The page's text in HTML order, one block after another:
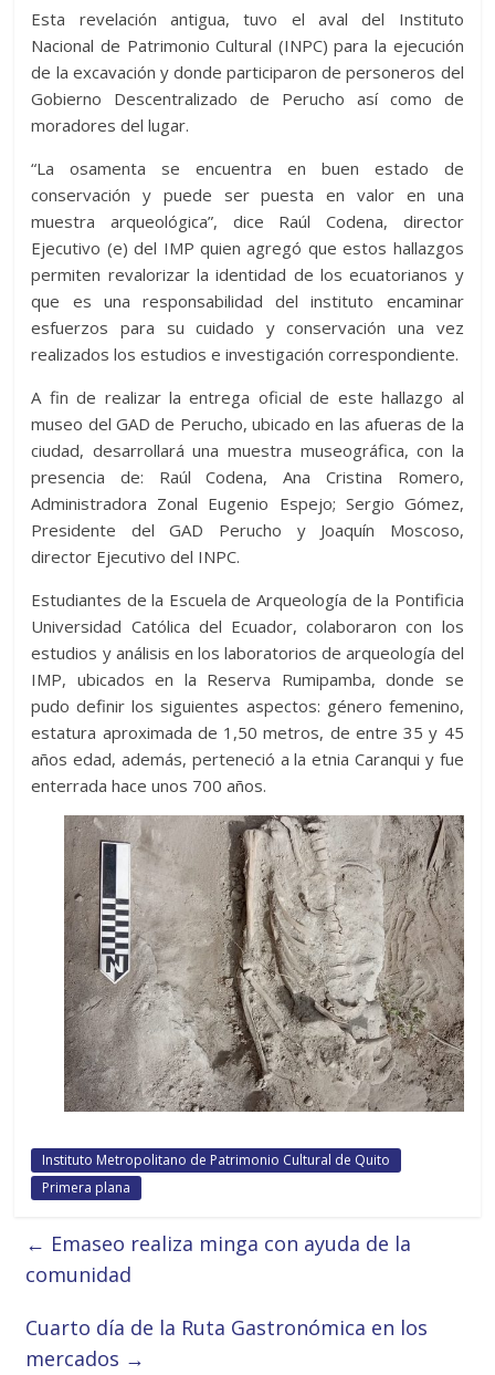
Esta revelación antigua, tuvo el aval del Instituto
Nacional de Patrimonio Cultural (INPC) para la ejecución
de la excavación y donde participaron de personeros del
Gobierno Descentralizado de Perucho así como de
moradores del lugar.
“La osamenta se encuentra en buen estado de
conservación y puede ser puesta en valor en una
muestra arqueológica”, dice Raúl Codena, director
Ejecutivo (e) del IMP quien agregó que estos hallazgos
permiten revalorizar la identidad de los ecuatorianos y
que es una responsabilidad del instituto encaminar
esfuerzos para su cuidado y conservación una vez
realizados los estudios e investigación correspondiente.
A fin de realizar la entrega oficial de este hallazgo al
museo del GAD de Perucho, ubicado en las afueras de la
ciudad, desarrollará una muestra museográfica, con la
presencia de: Raúl Codena, Ana Cristina Romero,
Administradora Zonal Eugenio Espejo; Sergio Gómez,
Presidente del GAD Perucho y Joaquín Moscoso,
director Ejecutivo del INPC.
Estudiantes de la Escuela de Arqueología de la Pontificia
Universidad Católica del Ecuador, colaboraron con los
estudios y análisis en los laboratorios de arqueología del
IMP, ubicados en la Reserva Rumipamba, donde se
pudo definir los siguientes aspectos: género femenino,
estatura aproximada de 1,50 metros, de entre 35 y 45
años edad, además, perteneció a la etnia Caranqui y fue
enterrada hace unos 700 años.
Instituto Metropolitano de Patrimonio Cultural de Quito
Primera plana
← Emaseo realiza minga con ayuda de la
comunidad
Cuarto día de la Ruta Gastronómica en los
mercados →